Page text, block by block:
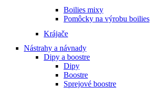
Boilies mixy
Pomôcky na výrobu boilies
Krájače
Nástrahy a návnady
Dipy a boostre
Dipy
Boostre
Sprejové boostre